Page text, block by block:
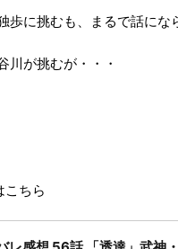
に挑むも、まるで話にな
川が挑むが・・・
ちら